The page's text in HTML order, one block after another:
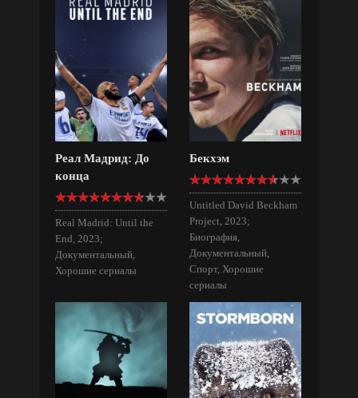
Реал Мадрид: До
конца
Real Madrid: Until the
End, 2023;
Документальный,
Хорошие сериалы
Бекхэм
Untitled David Beckham
Project, 2023;
Биография,
Документальный,
Спорт, Хорошие
сериалы